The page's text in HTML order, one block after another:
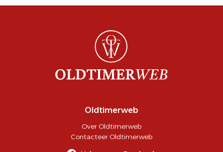
Oldtimerweb
Over Oldtimerweb
Contacteer Oldtimerweb